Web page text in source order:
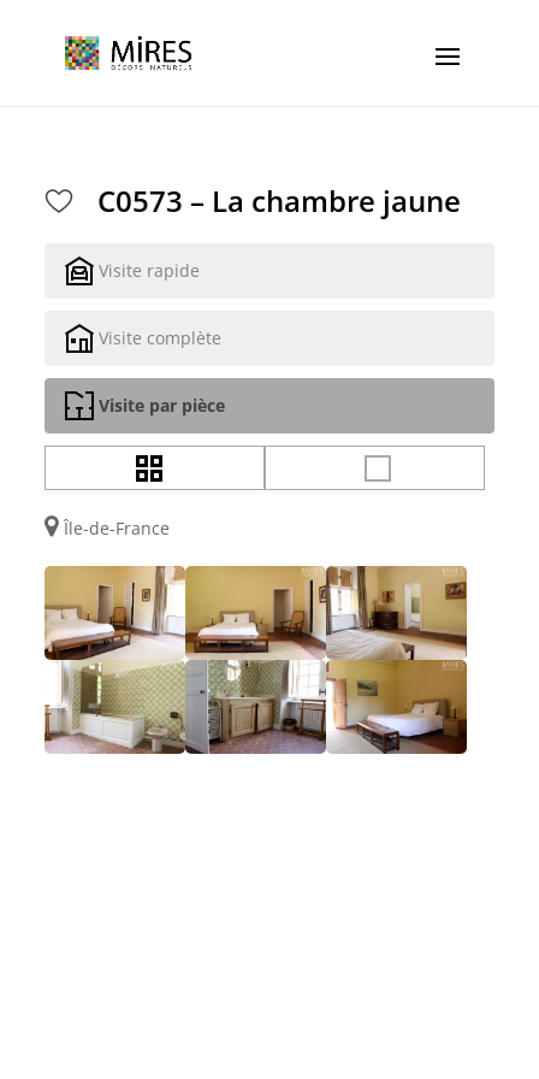
C0573 – La chambre jaune
Visite rapide
Visite complète
Visite par pièce
Île-de-France